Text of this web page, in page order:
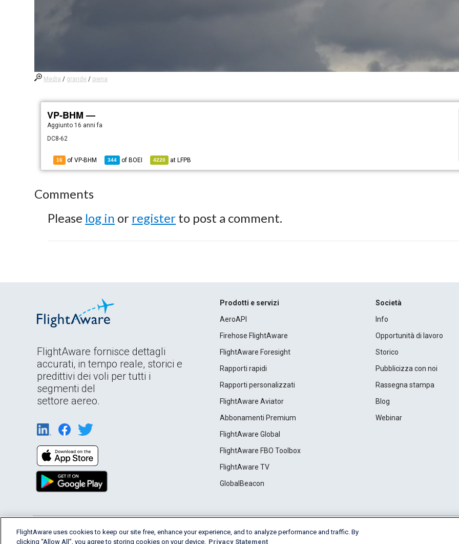
Media / grande / piena
VP-BHM —
Aggiunto 16 anni fa
DC8-62
16 of VP-BHM 344 of BOEI 4220 at LFPB
Comments
Please log in or register to post a comment.
FlightAware fornisce dettagli
accurati, in tempo reale, storici e
predittivi dei voli per tutti i
segmenti del
settore aereo.
Prodotti e servizi
AeroAPI
Firehose FlightAware
FlightAware Foresight
Rapporti rapidi
Rapporti personalizzati
FlightAware Aviator
Abbonamenti Premium
FlightAware Global
FlightAware FBO Toolbox
FlightAware TV
GlobalBeacon
Società
Info
Opportunità di lavoro
Storico
Pubblicizza con noi
Rassegna stampa
Blog
Webinar
English (USA) 2026 FlightAware Terms of Use Privacy Cookie Settings
FlightAware uses cookies to keep our site free, enhance your experience, and to analyze performance and traffic. By
clicking “Allow All”, you agree to storing cookies on your device. Privacy Statement